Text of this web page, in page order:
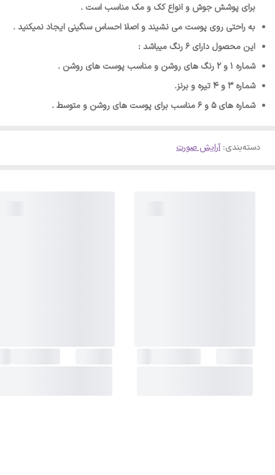
برای پوشش جوش و انواع کک و مک مناسب است .
به راحتی روی پوست می نشیند و اصلا احساس سنگینی ایجاد نمیکنید .
این محصول دارای 6 رنگ میباشد :
شماره 1 و 2 رنگ های روشن و مناسب پوست های روشن .
شماره 3 و 4 تیره و برنز.
شماره های 5 و 6 مناسب برای پوست های روشن و متوسط .
دسته‌بندی: آرایش صورت